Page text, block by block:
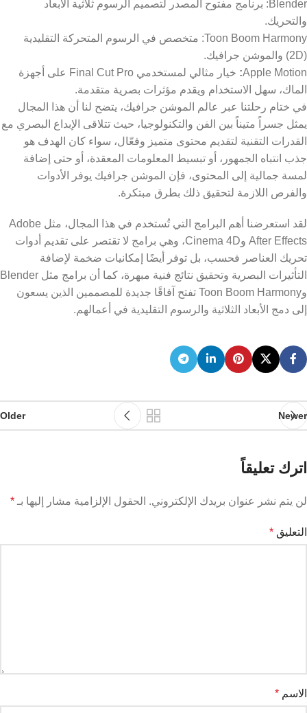
Blender: برنامج مفتوح المصدر لتصميم الرسوم ثلاثية الأبعاد
والتحريك.
Toon Boom Harmony: متخصص في الرسوم المتحركة التقليدية
(2D) والموشن جرافيك.
Apple Motion
:
خيار مثالي لمستخدمي Final Cut Pro على أجهزة
الماك، سهل الاستخدام ويقدم مؤثرات بصرية متقدمة.
في ختام رحلتنا عبر عالم الموشن جرافيك، يتضح لنا أن هذا المجال
يمثل جسراً متيناً بين الفن والتكنولوجيا، حيث تتلاقى الإبداع البصري مع
القدرات التقنية لتقديم محتوى متميز وفعّال، سواء كان الهدف هو
جذب انتباه الجمهور، أو تبسيط المعلومات المعقدة، أو حتى إضافة
لمسة جمالية إلى المحتوى، فإن الموشن جرافيك يوفر الأدوات
والفرص اللازمة لتحقيق ذلك بطرق مبتكرة.
لقد استعرضنا أهم البرامج التي تُستخدم في هذا المجال، مثل Adobe
After Effects وCinema 4D، وهي برامج لا تقتصر على تقديم أدوات
تحريك العناصر فحسب، بل توفر أيضًا إمكانيات ضخمة لإضافة
التأثيرات البصرية وتحقيق نتائج فنية مبهرة، كما أن برامج مثل Blender
وToon Boom Harmony تفتح آفاقًا جديدة للمصممين الذين يسعون
إلى دمج الأبعاد الثلاثية والرسوم التقليدية في أعمالهم.
Newer
Older
اترك تعليقاً
لن يتم نشر عنوان بريدك الإلكتروني. الحقول الإلزامية مشار إليها بـ *
التعليق *
الاسم *